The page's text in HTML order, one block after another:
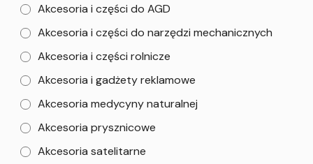
Akcesoria i części do AGD
Akcesoria i części do narzędzi mechanicznych
Akcesoria i części rolnicze
Akcesoria i gadżety reklamowe
Akcesoria medycyny naturalnej
Akcesoria prysznicowe
Akcesoria satelitarne